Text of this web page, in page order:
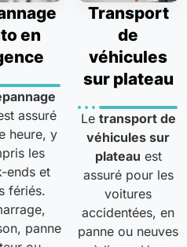
en
assuré
heure, y
les
ends et
fériés.
panne
Transport
de
véhicules
sur plateau
Le transport de
véhicules sur
plateau est
assuré pour les
voitures
accidentées, en
panne ou neuves